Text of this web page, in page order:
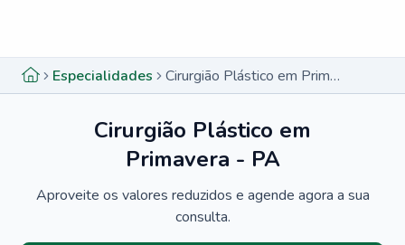
Especialidades Cirurgião Plástico em Primavera - PA
Cirurgião Plástico em
Primavera - PA
Aproveite os valores reduzidos e agende agora a sua
consulta.